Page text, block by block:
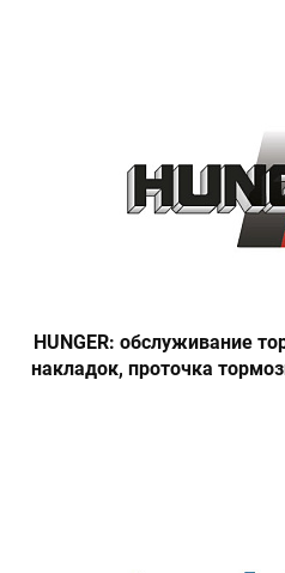
HUNGER: обслуживание
накладок, проточка